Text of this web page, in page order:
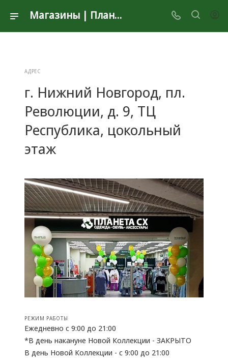
Магазины | Планета Секонд Хенд
АДРЕС
г. Нижний Новгород, пл.
Революции, д. 9, ТЦ
Республика, цокольный
этаж
РЕЖИМ РАБОТЫ
Ежедневно с 9:00 до 21:00
*В день накануне Новой Коллекции - ЗАКРЫТО
В день Новой Коллекции - с 9:00 до 21:00